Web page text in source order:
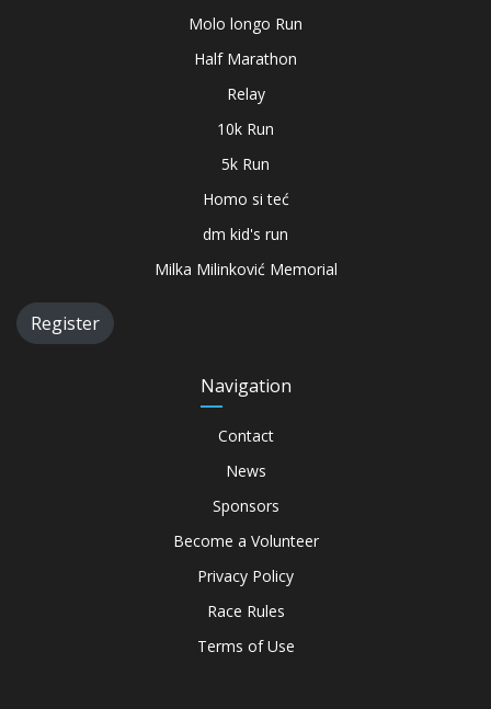
Molo longo Run
Half Marathon
Relay
10k Run
5k Run
Homo si teć
dm kid's run
Milka Milinković Memorial
Register
Navigation
Contact
News
Sponsors
Become a Volunteer
Privacy Policy
Race Rules
Terms of Use